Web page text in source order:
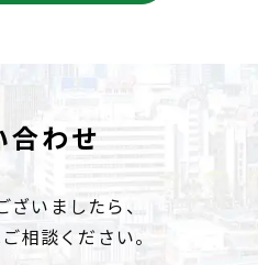
合わせ
いましたら、
相談ください。